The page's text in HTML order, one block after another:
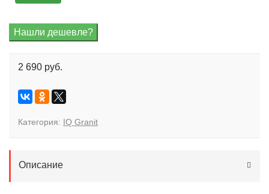
2 690 руб.
Категория: IQ Granit
Описание